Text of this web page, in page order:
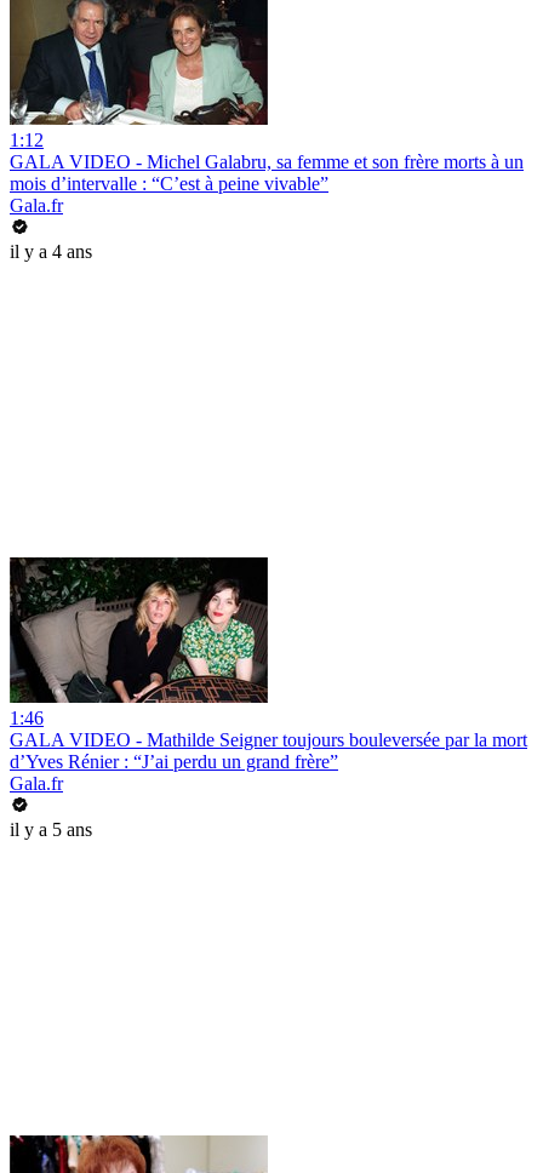
1:12
GALA VIDEO - Michel Galabru, sa femme et son frère morts à un
mois d’intervalle : “C’est à peine vivable”
Gala.fr
il y a 4 ans
1:46
GALA VIDEO - Mathilde Seigner toujours bouleversée par la mort
d’Yves Rénier : “J’ai perdu un grand frère”
Gala.fr
il y a 5 ans